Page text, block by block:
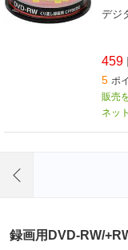
デジ
459
5 ポ
販売
ネッ
録画用DVD-RW/